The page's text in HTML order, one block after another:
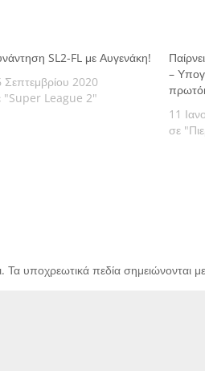
SL2-FL με Αυγενάκη!
Σεπτεμβρίου 2020
"Super League 2"
–
11
σε
Τα υποχρεωτικά πεδία σημειώνονται με